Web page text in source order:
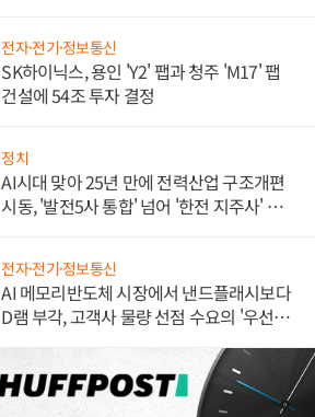
전자·전기·정보통신
SK하이닉스, 용인 'Y2' 팹과 청주 'M17' 팹
건설에 54조 투자 결정
정치
AI시대 맞아 25년 만에 전력산업 구조개편
시동, '발전5사 통합' 넘어 '한전 지주사' 재편
전자·전기·정보통신
AI 메모리반도체 시장에서 낸드플래시보다
D램 부각, 고객사 물량 선점 수요의 '우선순